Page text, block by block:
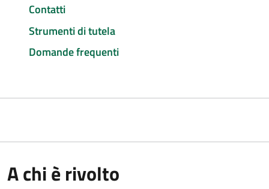
Contatti
Strumenti di tutela
Domande frequenti
A chi è rivolto